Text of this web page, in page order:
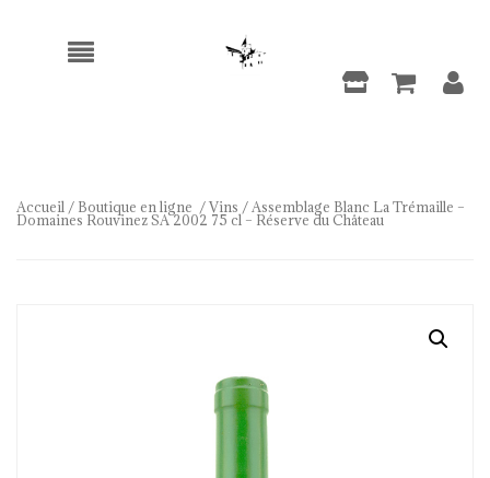
Accueil / Boutique en ligne /Vins / Assemblage Blanc La Trémaille –
Domaines Rouvinez SA 2002 75 cl – Réserve du Château